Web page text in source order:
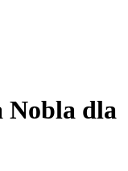
Nobla dla